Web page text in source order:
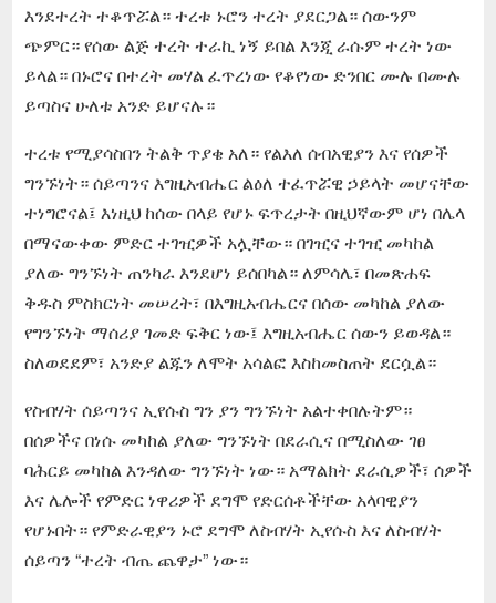
እንደተረት ተቆጥሯል። ተረቱ ኑሮን ተረት ያደርጋል። ሰውንም
ጭምር። የሰው ልጅ ተረት ተራኪ ነኝ ይበል እንጂ ራሱም ተረት ነው
ይላል። በኑሮና በተረት መሃል ፈጥረነው የቆየነው ድንበር ሙሉ በሙሉ
ይጣስና ሁለቱ አንድ ይሆናሉ።
ተረቱ የሚያሳስበን ትልቅ ጥያቄ አለ። የልእለ ሰብአዊያን እና የሰዎች
ግንኙነት። ሰይጣንና እግዚአብሔር ልዕለ ተፈጥሯዊ ኃይላት መሆናቸው
ተነግሮናል፤ እነዚህ ከሰው በላይ የሆኑ ፍጥረታት በዚህኛውም ሆነ በሌላ
በማናውቀው ምድር ተገዢዎች አሏቸው። በገዢና ተገዢ መካከል
ያለው ግንኙነት ጠንካራ እንደሆነ ይሰበካል። ለምሳሌ፣ በመጽሐፍ
ቅዱስ ምስክርነት መሠረት፣ በእግዚአብሔርና በሰው መካከል ያለው
የግንኙነት ማሰሪያ ገመድ ፍቅር ነው፤ እግዚአብሔር ሰውን ይወዳል።
ስለወደደም፣ አንድያ ልጁን ለሞት አሳልፎ እስከመስጠት ደርሷል።
የስብሃት ሰይጣንና ኢየሱስ ግን ያን ግንኙነት አልተቀበሉትም።
በሰዎችና በነሱ መካከል ያለው ግንኙነት በደራሲና በሚስለው ገፀ
ባሕርይ መካከል እንዳለው ግንኙነት ነው። አማልክት ደራሲዎች፣ ሰዎች
እና ሌሎች የምድር ነዋሪዎች ደግሞ የድርሰቶችቸው አላባዊያን
የሆኑበት። የምድራዊያን ኑሮ ደግሞ ለስብሃት ኢየሱስ እና ለስብሃት
ሰይጣን “ተረት ብጤ ጨዋታ” ነው።